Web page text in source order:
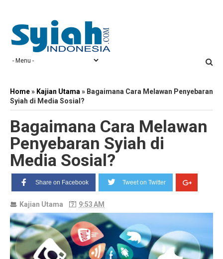
Home» Kajian Utama » Bagaimana Cara Melawan Penyebaran
Syiah di Media Sosial?
Bagaimana Cara Melawan
Penyebaran Syiah di
Media Sosial?
Share on Facebook Tweet on Twitter
Kajian Utama 9:53 AM